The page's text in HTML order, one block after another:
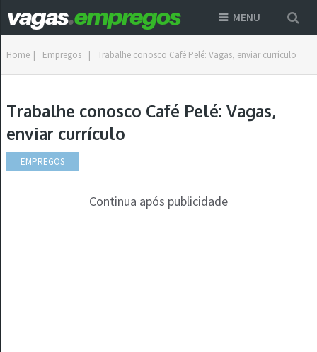
MENU
Home | Empregos | Trabalhe conosco Café Pelé: Vagas, enviar currículo
Trabalhe conosco Café Pelé: Vagas,
enviar currículo
EMPREGOS
Continua após publicidade